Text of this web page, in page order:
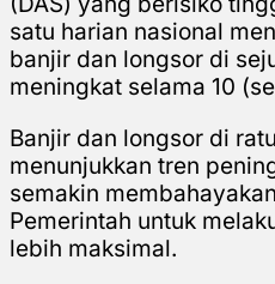
satu harian nasional
banjir dan longsor di
meningkat selama 10
Banjir dan longsor di
menunjukkan tren
semakin
Pemerintah untuk
lebih maksimal.